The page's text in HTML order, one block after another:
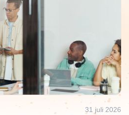
31 juli 2026